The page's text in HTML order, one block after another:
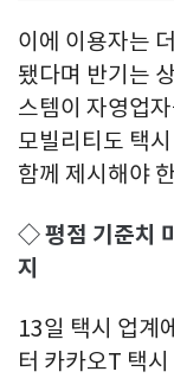
이에 이용자는
됐다며 반기는
스템이 자영업
모빌리티도 택
함께 제시해야
◇ 평점 기준치
지
13일 택시 업계
터 카카오T 택